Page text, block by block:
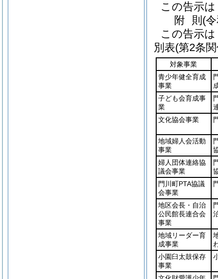
この告示
附 則 (
この告示
別表(第2条
対象事業
青少年健全育成
事業
子ども会育成事
業
文化協会事業
地域婦人会活動
事業
婦人団体連絡協
議会事業
門川町PTA協議
会事業
地区会長・自治
公民館長連合会
事業
地域リーダー育
成事業
小園臼太鼓保存
事業